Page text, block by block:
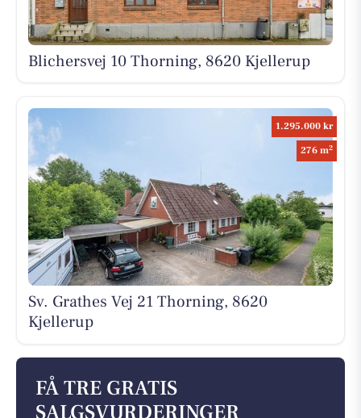
Blichersvej 10 Thorning, 8620 Kjellerup
1.295.000 kr
276 m2
Sv. Grathes Vej 21 Thorning, 8620
Kjellerup
FÅ TRE GRATIS